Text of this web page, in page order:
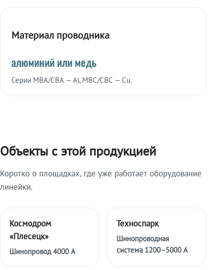
Материал проводника
алюминий или медь
Серии МВА/СВА — Al, МВС/СВС — Cu.
Объекты с этой продукцией
Коротко о площадках, где уже работает оборудование
линейки.
Космодром
«Плесецк»
Шинопровод 4000 А
Техноспарк
Шинопроводная
система 1200–5000 А